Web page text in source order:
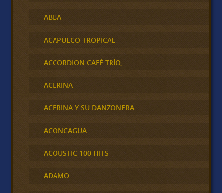
ABBA
ACAPULCO TROPICAL
ACCORDION CAFÉ TRÍO,
ACERINA
ACERINA Y SU DANZONERA
ACONCAGUA
ACOUSTIC 100 HITS
ADAMO